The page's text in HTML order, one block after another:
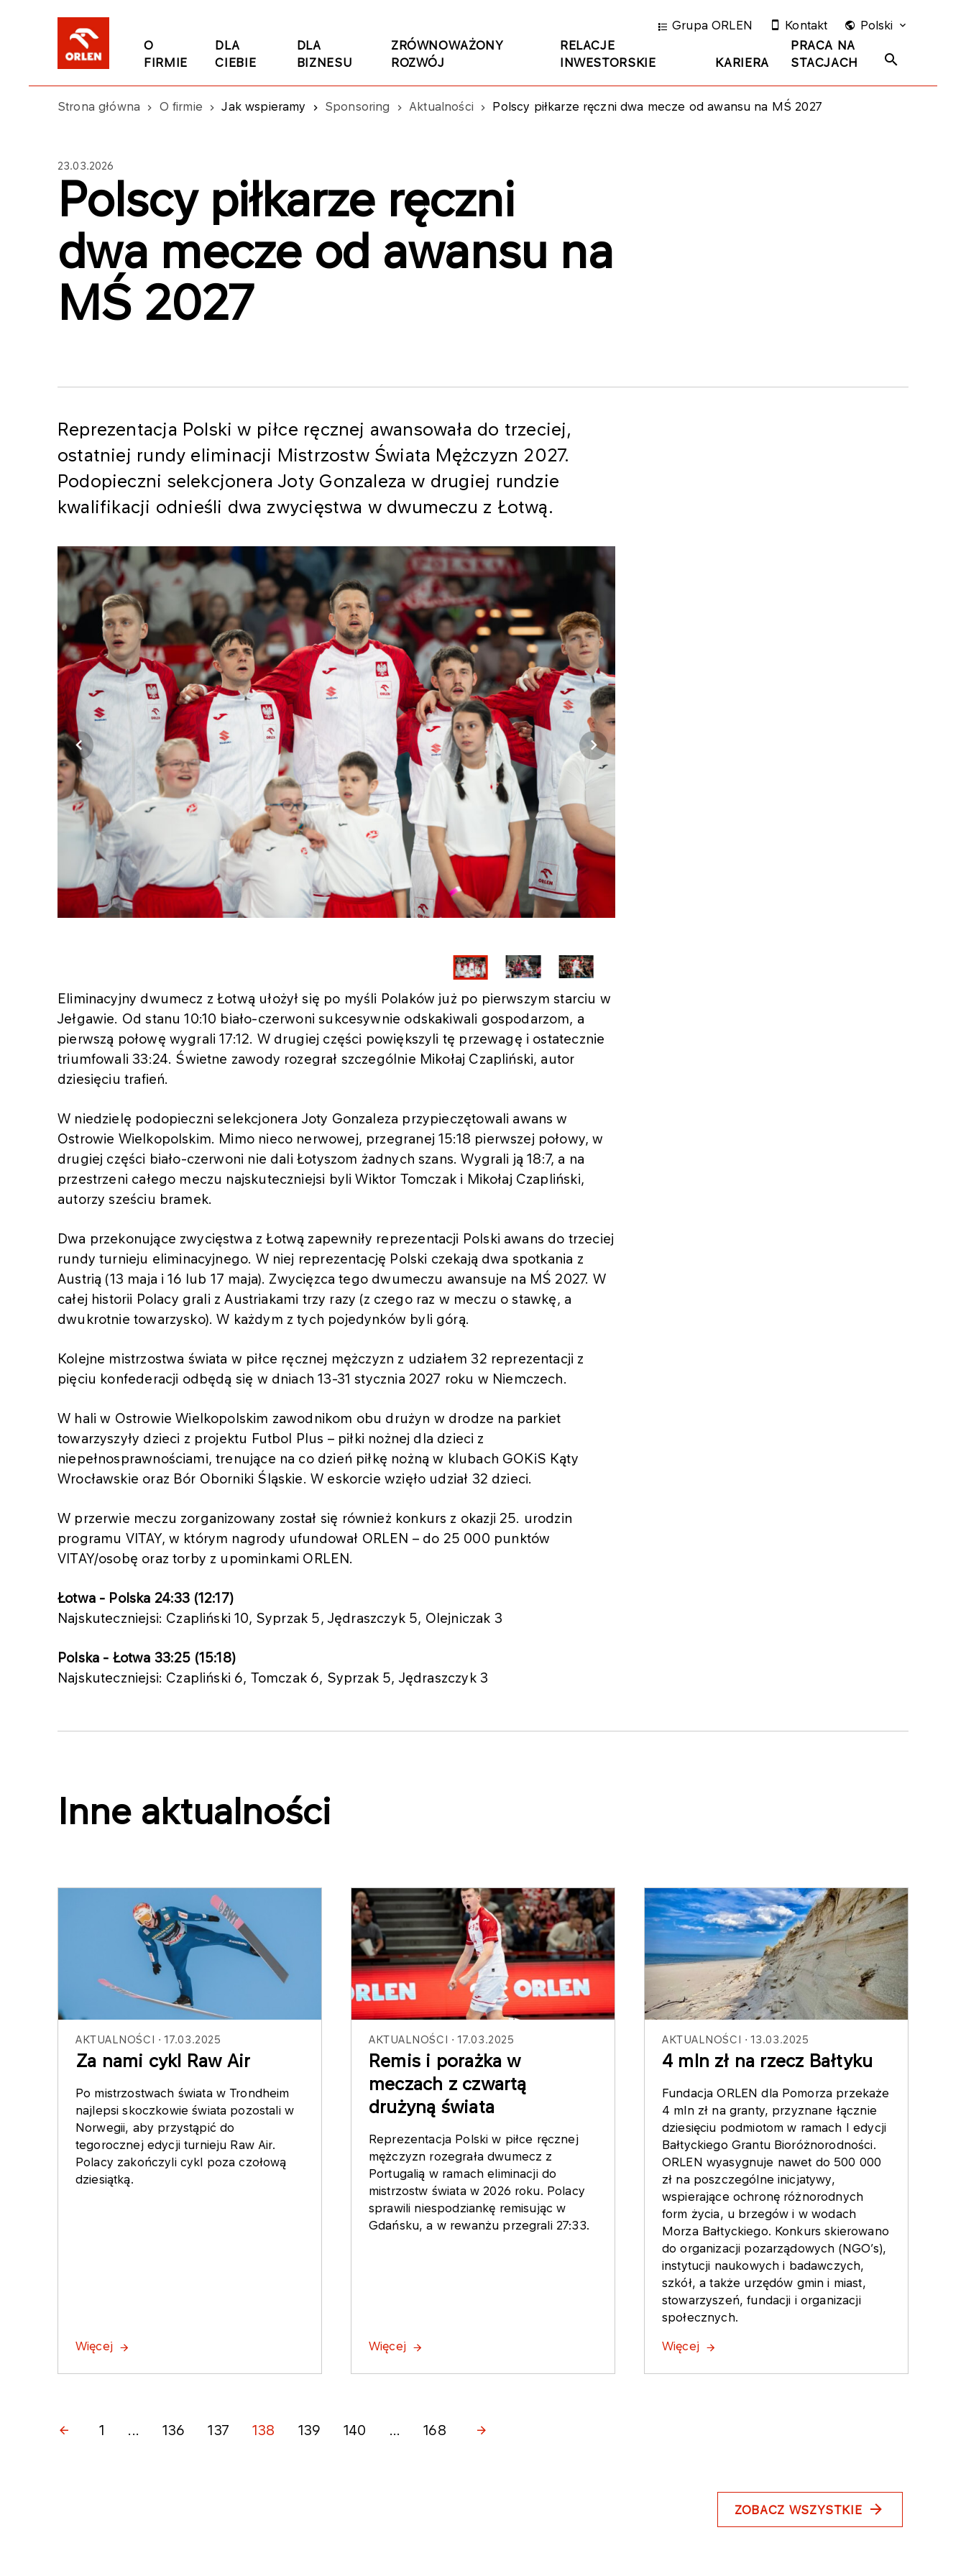
O
FIRMIE
DLA
CIEBIE
DLA
BIZNESU
ZRÓWNOWAŻONY
ROZWÓJ
RELACJE
INWESTORSKIE
KARIERA
PRACA NA
STACJACH
Grupa ORLEN Kontakt Polski
Strona główna O firmie Jak wspieramy Sponsoring Aktualności Polscy piłkarze ręczni dwa mecze od awansu na MŚ 2027
23.03.2026
Polscy piłkarze ręczni
dwa mecze od awansu na
MŚ 2027
Reprezentacja Polski w piłce ręcznej awansowała do trzeciej,
ostatniej rundy eliminacji Mistrzostw Świata Mężczyzn 2027.
Podopieczni selekcjonera Joty Gonzaleza w drugiej rundzie
kwalifikacji odnieśli dwa zwycięstwa w dwumeczu z Łotwą.
Eliminacyjny dwumecz z Łotwą ułożył się po myśli Polaków już po pierwszym starciu w
Jełgawie. Od stanu 10:10 biało-czerwoni sukcesywnie odskakiwali gospodarzom, a
pierwszą połowę wygrali 17:12. W drugiej części powiększyli tę przewagę i ostatecznie
triumfowali 33:24. Świetne zawody rozegrał szczególnie Mikołaj Czapliński, autor
dziesięciu trafień.
W niedzielę podopieczni selekcjonera Joty Gonzaleza przypieczętowali awans w
Ostrowie Wielkopolskim. Mimo nieco nerwowej, przegranej 15:18 pierwszej połowy, w
drugiej części biało-czerwoni nie dali Łotyszom żadnych szans. Wygrali ją 18:7, a na
przestrzeni całego meczu najskuteczniejsi byli Wiktor Tomczak i Mikołaj Czapliński,
autorzy sześciu bramek.
Dwa przekonujące zwycięstwa z Łotwą zapewniły reprezentacji Polski awans do trzeciej
rundy turnieju eliminacyjnego. W niej reprezentację Polski czekają dwa spotkania z
Austrią (13 maja i 16 lub 17 maja). Zwycięzca tego dwumeczu awansuje na MŚ 2027. W
całej historii Polacy grali z Austriakami trzy razy (z czego raz w meczu o stawkę, a
dwukrotnie towarzysko). W każdym z tych pojedynków byli górą.
Kolejne mistrzostwa świata w piłce ręcznej mężczyzn z udziałem 32 reprezentacji z
pięciu konfederacji odbędą się w dniach 13-31 stycznia 2027 roku w Niemczech.
W hali w Ostrowie Wielkopolskim zawodnikom obu drużyn w drodze na parkiet
towarzyszyły dzieci z projektu Futbol Plus – piłki nożnej dla dzieci z
niepełnosprawnościami, trenujące na co dzień piłkę nożną w klubach GOKiS Kąty
Wrocławskie oraz Bór Oborniki Śląskie. W eskorcie wzięło udział 32 dzieci.
W przerwie meczu zorganizowany został się również konkurs z okazji 25. urodzin
programu VITAY, w którym nagrody ufundował ORLEN – do 25 000 punktów
VITAY/osobę oraz torby z upominkami ORLEN.
Łotwa - Polska 24:33 (12:17)
Najskuteczniejsi: Czapliński 10, Syprzak 5, Jędraszczyk 5, Olejniczak 3
Polska - Łotwa 33:25 (15:18)
Najskuteczniejsi: Czapliński 6, Tomczak 6, Syprzak 5, Jędraszczyk 3
Inne aktualności
AKTUALNOŚCI 17.03.2025
Za nami cykl Raw Air
Po mistrzostwach świata w Trondheim
najlepsi skoczkowie świata pozostali w
Norwegii, aby przystąpić do
tegorocznej edycji turnieju Raw Air.
Polacy zakończyli cykl poza czołową
dziesiątką.
Więcej
AKTUALNOŚCI 17.03.2025
Remis i porażka w
meczach z czwartą
drużyną świata
Reprezentacja Polski w piłce ręcznej
mężczyzn rozegrała dwumecz z
Portugalią w ramach eliminacji do
mistrzostw świata w 2026 roku. Polacy
sprawili niespodziankę remisując w
Gdańsku, a w rewanżu przegrali 27:33.
Więcej
AKTUALNOŚCI 13.03.2025
4 mln zł na rzecz Bałtyku
Fundacja ORLEN dla Pomorza przekaże
4 mln zł na granty, przyznane łącznie
dziesięciu podmiotom w ramach I edycji
Bałtyckiego Grantu Bioróżnorodności.
ORLEN wyasygnuje nawet do 500 000
zł na poszczególne inicjatywy,
wspierające ochronę różnorodnych
form życia, u brzegów i w wodach
Morza Bałtyckiego. Konkurs skierowano
do organizacji pozarządowych (NGO’s),
instytucji naukowych i badawczych,
szkół, a także urzędów gmin i miast,
stowarzyszeń, fundacji i organizacji
społecznych.
Więcej
1 ... 136 137 138 139 140 ... 168
ZOBACZ WSZYSTKIE